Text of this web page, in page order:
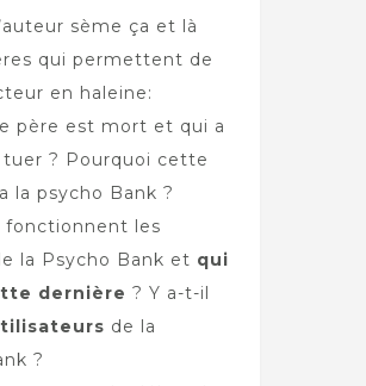
sème ça et là
qui permettent de
en haleine:
père est mort et qui a
tuer ? Pourquoi cette
la psycho Bank ?
fonctionnent les
la Psycho Bank et qui
dernière ? Y a-t-il
de la
?